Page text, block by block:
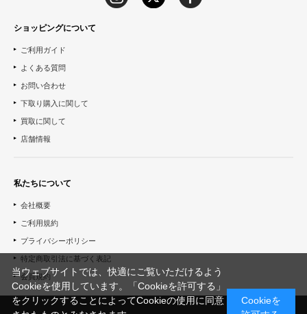
ショッピングについて
ご利用ガイド
よくある質問
お問い合わせ
下取り購入に関して
買取に関して
店舗情報
私たちについて
会社概要
ご利用規約
プライバシーポリシー
特定商取引法に基づく表記
会員規約
当ウェブサイトでは、快適にご覧いただけるよう
Cookieを使用しています。「Cookieを許可する」
をクリックすることによってCookieの使用に同意
Cookieを